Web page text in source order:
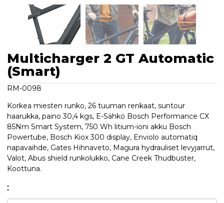
Multicharger 2 GT Automatic
(Smart)
RM-0098
Korkea miesten runko, 26 tuuman renkaat, suntour
haarukka, paino 30,4 kgs, E-Sähkö Bosch Performance CX
85Nm Smart System, 750 Wh litium-ioni akku Bosch
Powertube, Bosch Kiox 300 display, Enviolo automatiq
napavaihde, Gates Hihnaveto, Magura hydrauliset levyjarrut,
Valot, Abus shield runkolukko, Cane Creek Thudbuster,
Koottuna.
: